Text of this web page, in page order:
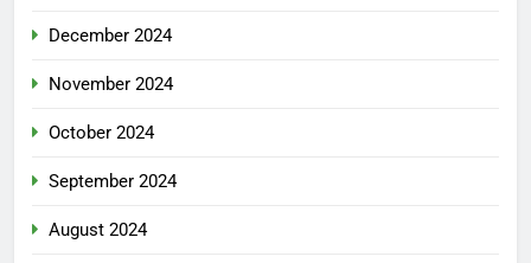
December 2024
November 2024
October 2024
September 2024
August 2024